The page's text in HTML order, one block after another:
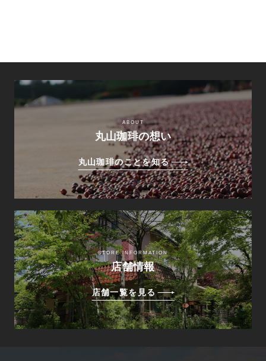
ABOUT
丸山珈琲の想い
丸山珈琲のことを知る
STORE INFORMATION
店舗情報
店舗一覧を見る